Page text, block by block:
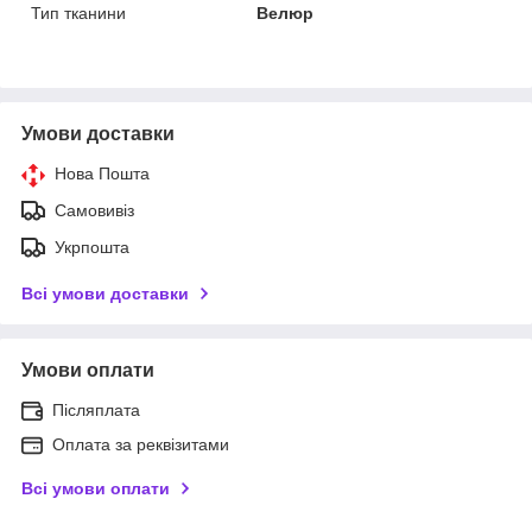
Тип тканини
Велюр
Умови доставки
Нова Пошта
Самовивіз
Укрпошта
Всі умови доставки
Умови оплати
Післяплата
Оплата за реквізитами
Всі умови оплати